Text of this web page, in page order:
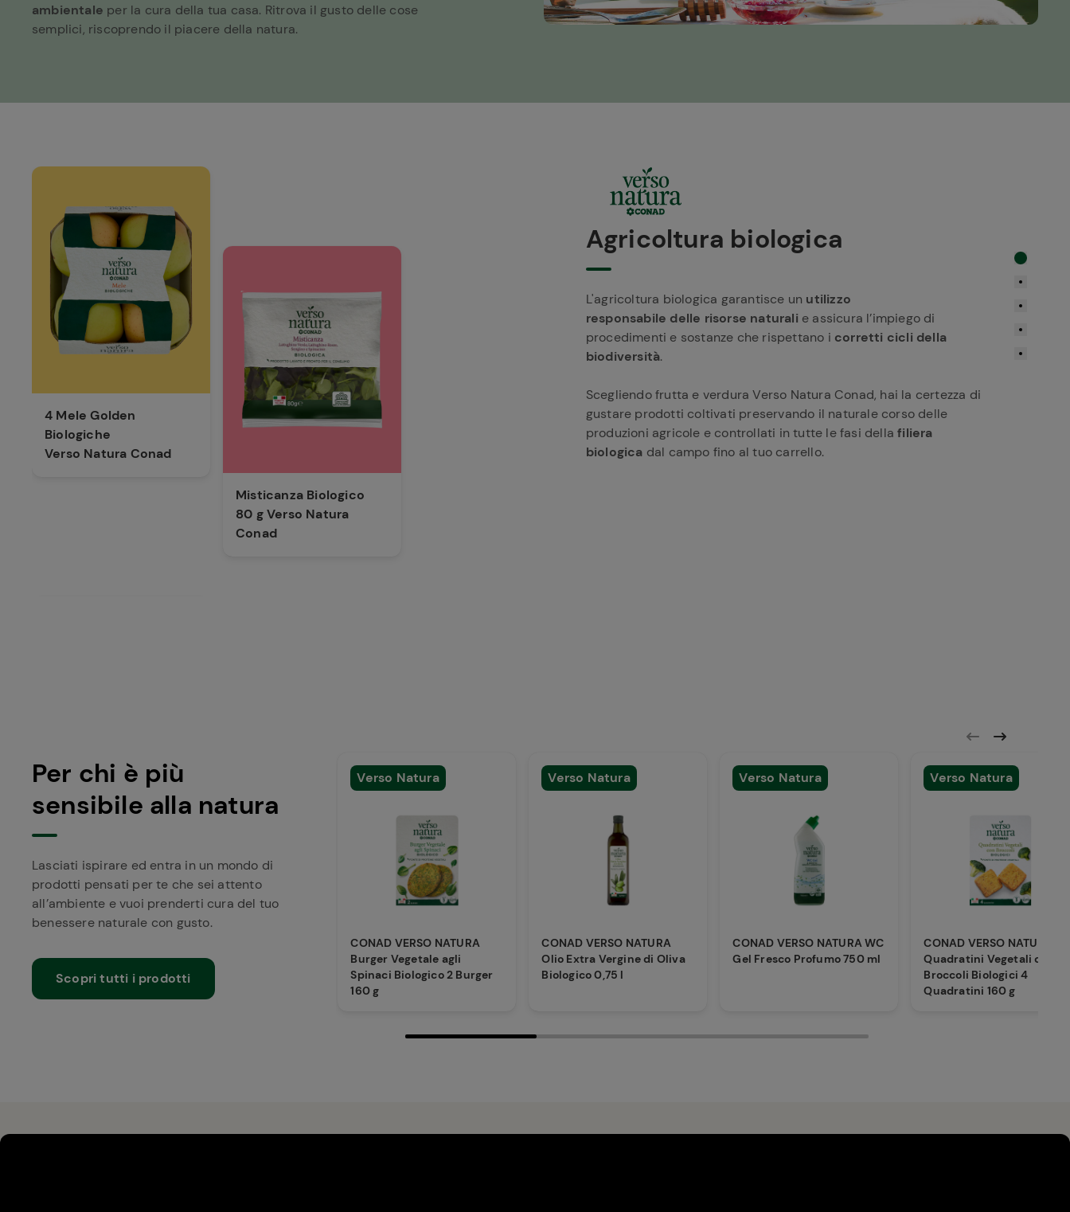
ambientale per la cura della tua casa. Ritrova il gusto delle cose
semplici, riscoprendo il piacere della natura.
Agricoltura biologica
4 Mele Golden
Biologiche
Verso Natura Conad
Misticanza Biologico
80 g Verso Natura
Conad
L'agricoltura biologica garantisce un utilizzo
responsabile delle risorse naturali e assicura l’impiego di
procedimenti e sostanze che rispettano i corretti cicli della
biodiversità.
Scegliendo frutta e verdura Verso Natura Conad, hai la certezza di
gustare prodotti coltivati preservando il naturale corso delle
produzioni agricole e controllati in tutte le fasi dellafiliera
biologica dal campo fino al tuo carrello.
4 Mele Golden
Biologiche
Verso Natura Conad
Misticanza Biologico
80 g Verso Natura
Conad
Verso Natura Conad
Biologico 500 ml Verso
Per i prodotti della linea Verso Natura Conad utilizziamo soluzioni
l’impatto ambientale del packaging a fine vita, trasformandolo da
rifiuto a risorsa utile. Prediligiamomateriali riciclati riciclabili,
Verso Natura Conad
Biologico 500 ml Verso
Per chi è più
sensibile alla natura
Lasciati ispirare ed entra in un mondo di
prodotti pensati per te che sei attento
all’ambiente e vuoi prenderti cura del tuo
benessere naturale con gusto.
Scopri tutti i prodotti
Verso Natura
CONAD VERSO NATURA
Burger Vegetale agli
Spinaci Biologico 2 Burger
160 g
Verso Natura
CONAD VERSO NATURA
Olio Extra Vergine di Oliva
Biologico 0,75 l
Verso Natura
CONAD VERSO NATURA WC
Gel Fresco Profumo 750 ml
Verso Natura
CONAD VERSO NATURA
Quadratini Vegetali con
Broccoli Biologici 4
Quadratini 160 g